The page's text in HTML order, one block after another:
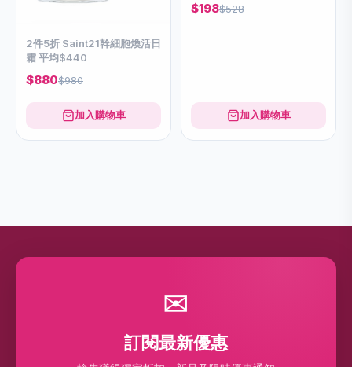
2件5折 Saint21幹細胞煥活日
霜 平均$440
$880$980
加入購物車
$198$528
加入購物車
✉
訂閱最新優惠